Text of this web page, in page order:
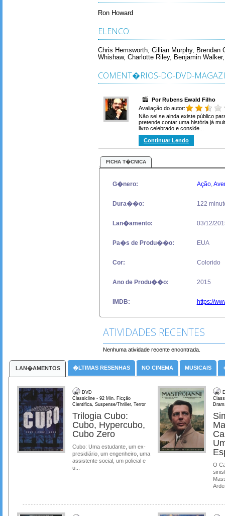
Ron Howard
ELENCO:
Chris Hemsworth, Cillian Murphy, Brendan
Whishaw, Charlotte Riley, Benjamin
COMENT�RIOS-DO-DVD-
Por Rubens Ewald Filho
Avaliação do autor:
Não sei se ainda existe público
pretende contar uma história já
livro celebrado e conside...
Continuar Lendo
FICHA T�CNICA
G�nero: Ação,
Dura��o: 122
Lan�amento: 03/12/
Pa�s de Produ��o: EUA
Cor: Colorido
Ano de Produ��o: 2015
IMDB: https://
ATIVIDADES RECENTES
Nenhuma atividade recente encontrada.
LAN�AMENTOS �LTIMAS RESENHAS NO CINEMA MUSICAIS
DVD
Classicline - 92 Min. Ficção
Cientifica, Suspense/Thriller, Terror
Trilogia Cubo:
Cubo, Hypercubo,
Cubo Zero
Cubo: Uma estudante, um ex-
presidiário, um engenheiro, uma
assistente social, um policial e
u...
O